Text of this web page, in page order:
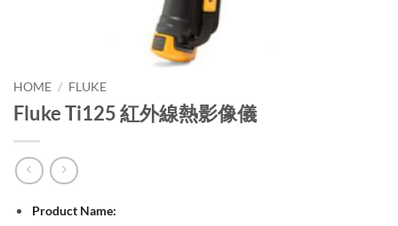
HOME / FLUKE
Fluke Ti125 紅外線熱影像儀
Product Name: